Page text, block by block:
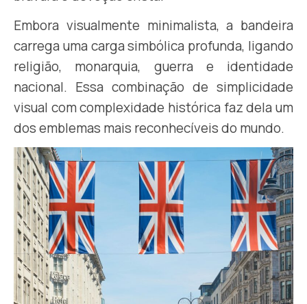
Embora visualmente minimalista, a bandeira
carrega uma carga simbólica profunda, ligando
religião, monarquia, guerra e identidade
nacional. Essa combinação de simplicidade
visual com complexidade histórica faz dela um
dos emblemas mais reconhecíveis do mundo.